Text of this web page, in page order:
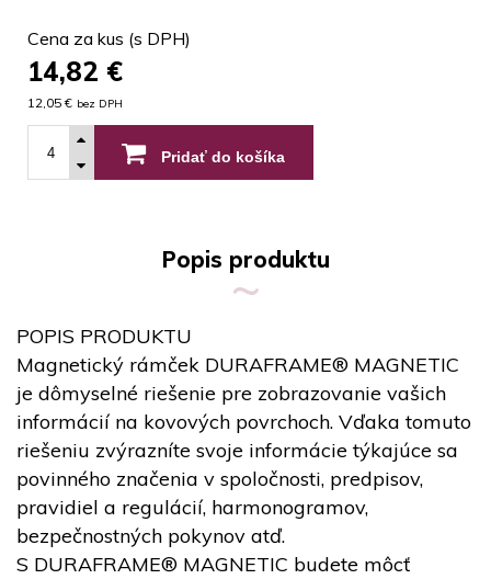
Cena za kus (s DPH)
14,82 €
12,05 € bez DPH
Pridať do košíka
Popis produktu
POPIS PRODUKTU
Magnetický rámček DURAFRAME® MAGNETIC
je dômyselné riešenie pre zobrazovanie vašich
informácií na kovových povrchoch. Vďaka tomuto
riešeniu zvýrazníte svoje informácie týkajúce sa
povinného značenia v spoločnosti, predpisov,
pravidiel a regulácií, harmonogramov,
bezpečnostných pokynov atď.
S DURAFRAME® MAGNETIC budete môcť